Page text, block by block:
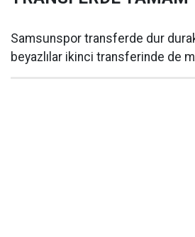
Samsunspor transferde dur durak
beyazlılar ikinci transferinde de